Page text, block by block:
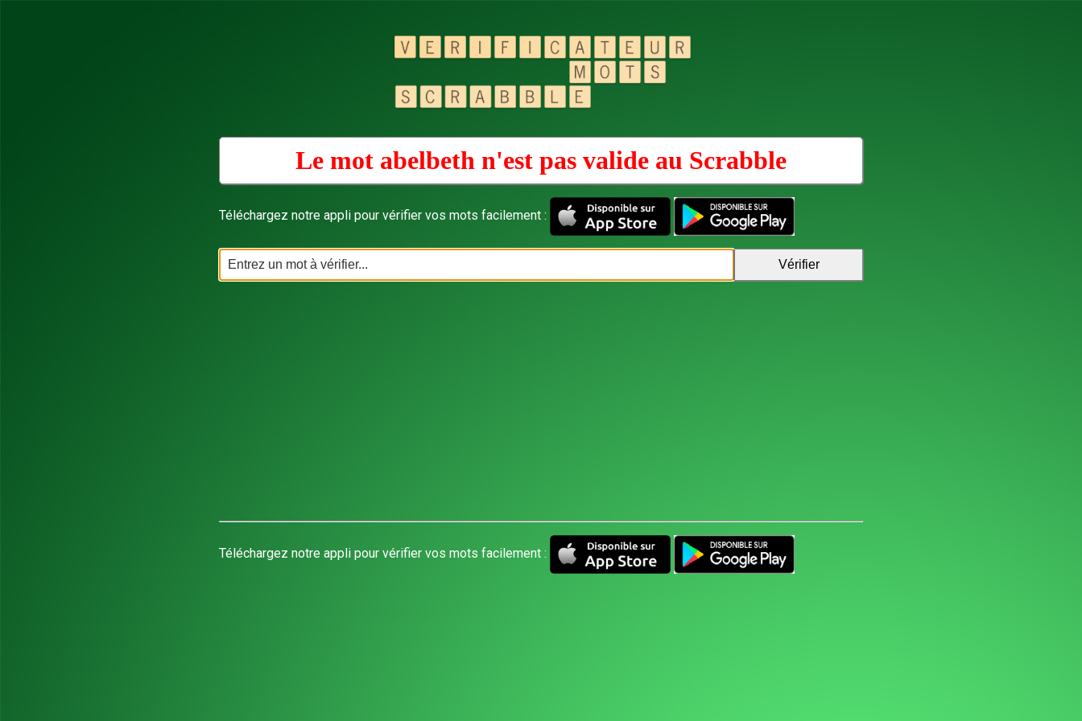
Le mot abelbeth n'est pas valide au Scrabble
Téléchargez notre appli pour vérifier vos mots facilement :
Téléchargez notre appli pour vérifier vos mots facilement :